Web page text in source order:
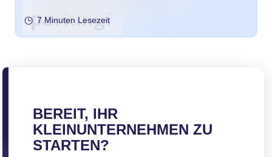
7 Minuten Lesezeit
BEREIT, IHR
KLEINUNTERNEHMEN ZU
STARTEN?